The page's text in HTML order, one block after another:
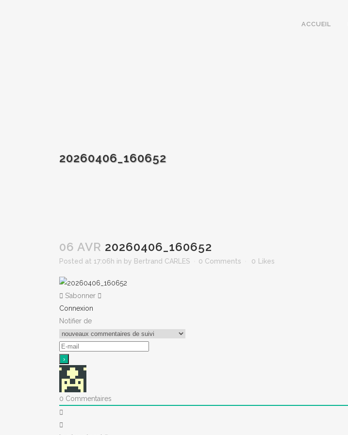
ACCUEIL
20260406_160652
06 AVR 20260406_160652
Posted at 17:06h in by Bertrand CARLES 0 Comments 0 Likes
S’abonner
Connexion
Notifier de
0 Commentaires